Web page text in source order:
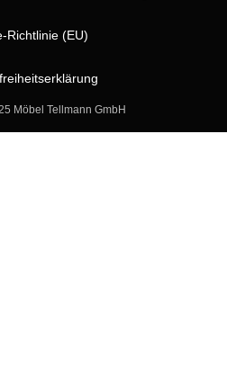
Möbel Tellmann GmbH
Richtlinie (EU)